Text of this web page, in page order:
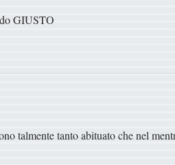
GIUSTO
talmente tanto abituato che nel